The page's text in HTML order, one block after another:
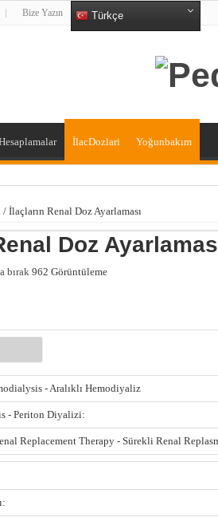
Bize Yazın Türkçe
İlacDozlari Yoğunbakım
/ İlaçların Renal Doz Ayarlaması
Doz
bırak962 Görüntüleme
- Aralıklı Hemodiyaliz
- Periton Diyalizi:
Replacement Therapy - Sürekli Renal